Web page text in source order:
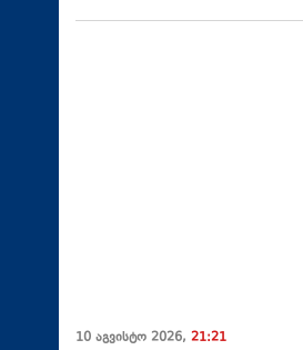
10 აგვისტო 2026, 21:21